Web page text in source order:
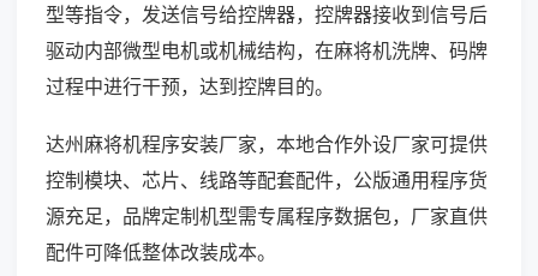
型等指令，发送信号给控牌器，控牌器接收到信号后
驱动内部微型电机或机械结构，在麻将机洗牌、码牌
过程中进行干预，达到控牌目的。
达州麻将机程序安装厂家，本地合作外设厂家可提供
控制模块、芯片、线路等配套配件，公版通用程序货
源充足，品牌定制机型需专属程序数据包，厂家直供
配件可降低整体改装成本。